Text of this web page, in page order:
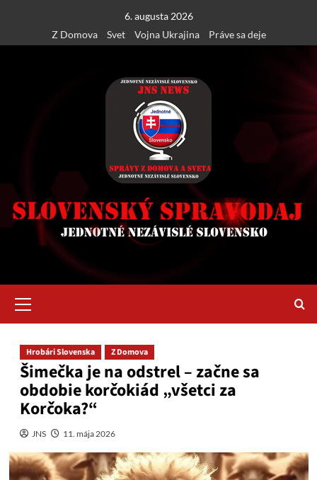
content
6. augusta 2026
Z Domova
Svet Vojna Ukrajina Práve sa deje
Menu
Hrobári Slovenska Z Domova
Šimečka je na odstrel – začne sa
obdobie korčokiád „všetci za
Korčoka?“
JNS 11. mája 2026